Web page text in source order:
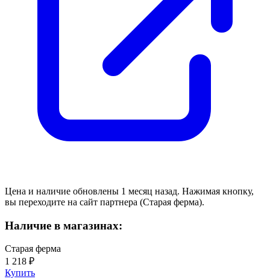
Цена и наличие обновлены 1 месяц назад. Нажимая кнопку,
вы переходите на сайт партнера (Старая ферма).
Наличие в магазинах:
Старая ферма
1 218 ₽
Купить